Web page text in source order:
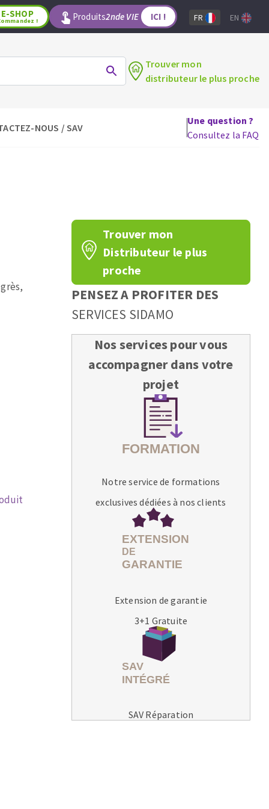
OUTILS POUR LE BOIS
Fraises carbure
Fers et plaquettes
Lames de scie à ruban
MACHINES POUR LE TRAVAIL DU
MÉTAL
Tronçonneuses
Perceuses magnétiques
E-SHOP
! Produits2nde VIE ICI ! FR EN
Trouver mon
distributeur le plus proche
NOUS / SAV
Une question ?
Consultez la FAQ
Trouver mon
Distributeur le plus
proche
PENSEZ A PROFITER DES
SERVICES SIDAMO
Nos services pour vous
accompagner dans votre
projet
Notre service de formations
exclusives dédiées à nos clients
Extension de garantie
3+1 Gratuite
SAV Réparation